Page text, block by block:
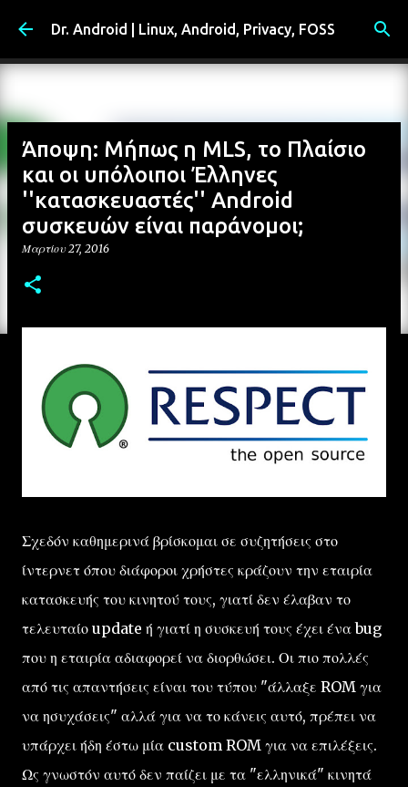
Μετάβαση στο κύριο περιεχόμενο
Dr. Android | Linux, Android, Privacy, FOSS
Άποψη: Μήπως η MLS, το Πλαίσιο
και οι υπόλοιποι Έλληνες
''κατασκευαστές'' Android
συσκευών είναι παράνομοι;
Μαρτίου 27, 2016
Σχεδόν καθημερινά βρίσκομαι σε συζητήσεις στο
ίντερνετ όπου διάφοροι χρήστες κράζουν την εταιρία
κατασκευής του κινητού τους, γιατί δεν έλαβαν το
τελευταίο update ή γιατί η συσκευή τους έχει ένα bug
που η εταιρία αδιαφορεί να διορθώσει. Οι πιο πολλές
από τις απαντήσεις είναι του τύπου "άλλαξε ROM για
να ησυχάσεις" αλλά για να το κάνεις αυτό, πρέπει να
υπάρχει ήδη έστω μία custom ROM για να επιλέξεις.
Ως γνωστόν αυτό δεν παίζει με τα "ελληνικά" κινητά